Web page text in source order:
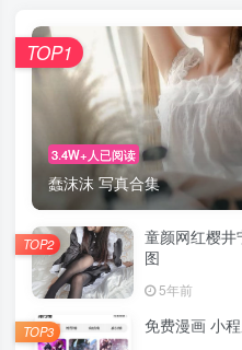
3.4W+人已阅读
蠢沫沫 写真合集
TOP1
童颜网红樱井
图
5年前
TOP2
免费漫画 小
TOP3